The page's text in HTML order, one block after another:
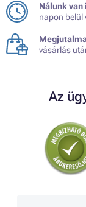
Nálunk van
napon belül
vásárlás
Az